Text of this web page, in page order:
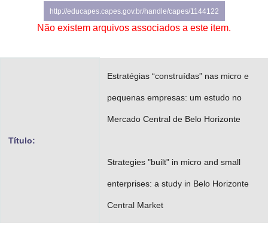
Gabinete de Segurança Institucional
http://educapes.capes.gov.br/handle/capes/1144122
Não existem arquivos associados a este item.
Título:
Estratégias “construídas” nas micro e
pequenas empresas: um estudo no
Mercado Central de Belo Horizonte
Strategies "built" in micro and small
enterprises: a study in Belo Horizonte
Central Market